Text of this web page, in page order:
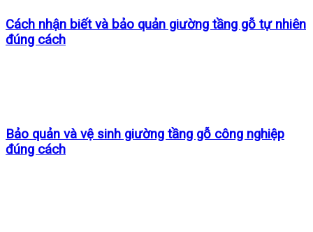
Cách nhận biết và bảo quản giường tầng gỗ tự nhiên
đúng cách
Bảo quản và vệ sinh giường tầng gỗ công nghiệp
đúng cách